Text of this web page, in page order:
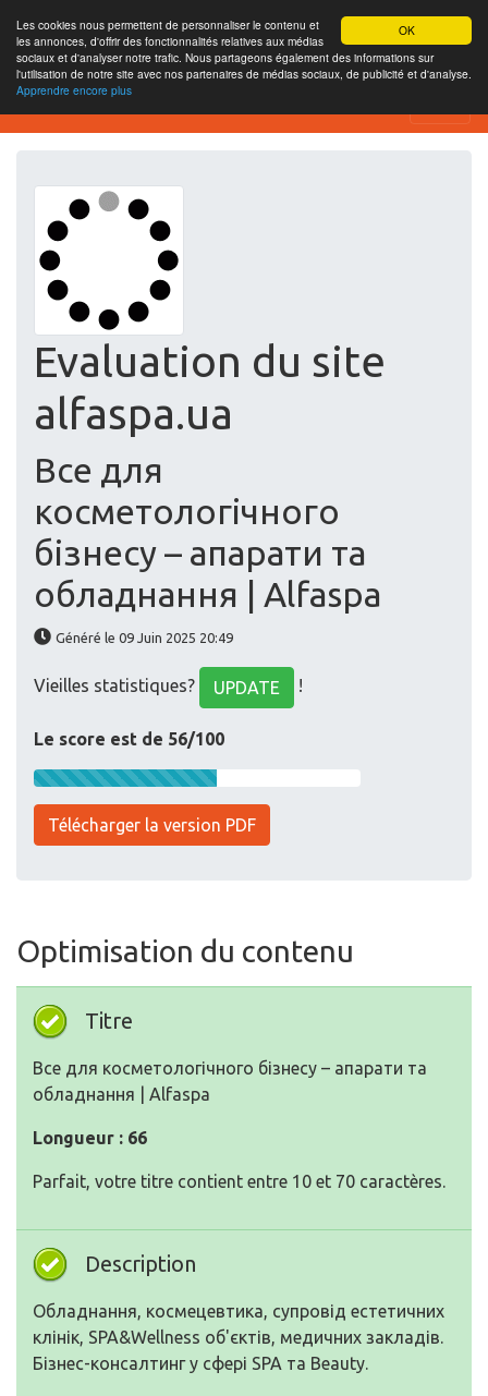
OK
Les cookies nous permettent de personnaliser le contenu et
les annonces, d'offrir des fonctionnalités relatives aux médias
sociaux et d'analyser notre trafic. Nous partageons également des informations sur
l'utilisation de notre site avec nos partenaires de médias sociaux, de publicité et d'analyse.
Apprendre encore plus
Free SEO Testing Tool
Evaluation du site
alfaspa.ua
Все для
косметологічного
бізнесу – апарати та
обладнання | Alfaspa
Généré le 09 Juin 2025 20:49
Vieilles statistiques? UPDATE !
Le score est de 56/100
Télécharger la version PDF
Optimisation du contenu
Titre
Все для косметологічного бізнесу – апарати та
обладнання | Alfaspa
Longueur : 66
Parfait, votre titre contient entre 10 et 70 caractères.
Description
Обладнання, космецевтика, супровід естетичних
клінік, SPA&Wellness об'єктів, медичних закладів.
Бізнес-консалтинг у сфері SPA та Beauty.